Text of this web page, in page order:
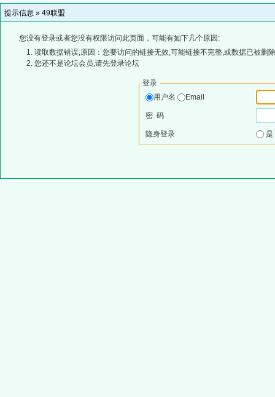
提示信息 » 49联盟
您没有登录或者您没有权限访问此页面，可能有如下几个原因:
读取数据错误,原因：您要访问的链接无效,可能链接不完整,或数据已被删
您还不是论坛会员,请先登录论坛
登录
用户名
Email
密 码
隐身登录